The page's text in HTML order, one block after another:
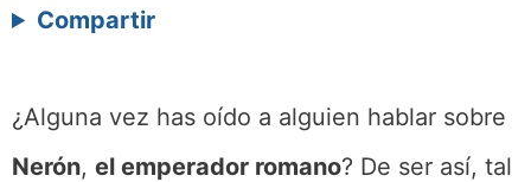
Compartir
¿Alguna vez has oído a alguien hablar sobre
Nerón, el emperador romano? De ser así, tal